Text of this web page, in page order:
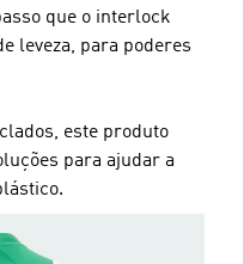
que o interlock
leveza, para poderes
este produto
para ajudar a